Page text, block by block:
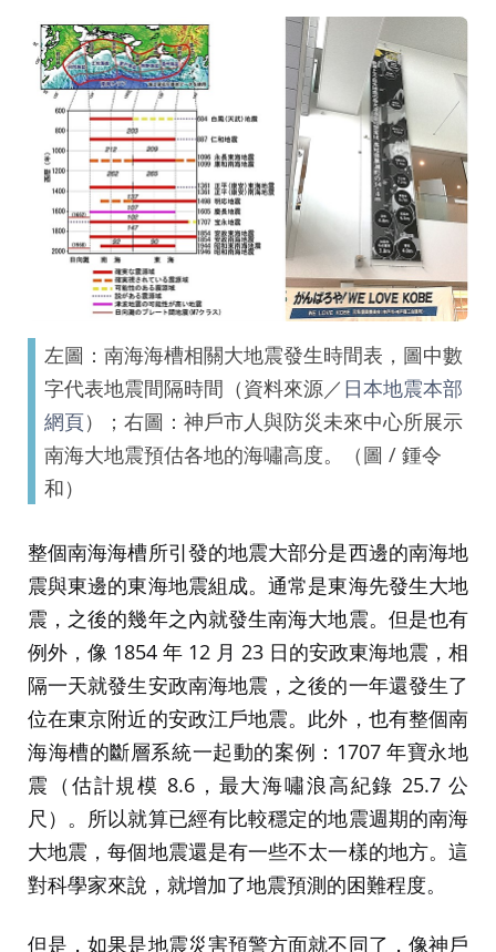
左圖：南海海槽相關大地震發生時間表，圖中數
字代表地震間隔時間（資料來源／ 日本地震本部
網頁）；右圖：神戶市人與防災未來中心所展示
南海大地震預估各地的海嘯高度。（圖 / 鍾令
和）
整個南海海槽所引發的地震大部分是西邊的南海地
震與東邊的東海地震組成。通常是東海先發生大地
震，之後的幾年之內就發生南海大地震。但是也有
例外，像 1854 年 12 月 23 日的安政東海地震，相
隔一天就發生安政南海地震，之後的一年還發生了
位在東京附近的安政江戶地震。此外，也有整個南
海海槽的斷層系統一起動的案例：1707 年寶永地
震（估計規模 8.6，最大海嘯浪高紀錄 25.7 公
尺）。所以就算已經有比較穩定的地震週期的南海
大地震，每個地震還是有一些不太一樣的地方。這
對科學家來說，就增加了地震預測的困難程度。
但是，如果是地震災害預警方面就不同了，像神戶